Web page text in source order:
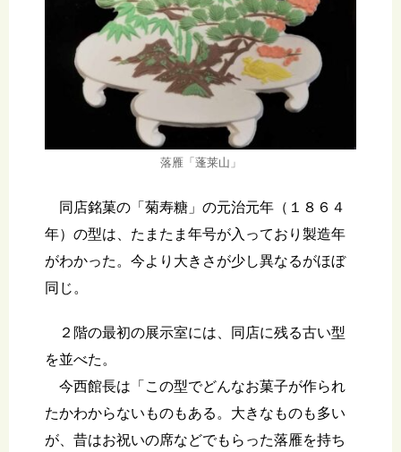
落雁「蓬莱山」
同店銘菓の「菊寿糖」の元治元年（１８６４
年）の型は、たまたま年号が入っており製造年
がわかった。今より大きさが少し異なるがほぼ
同じ。
２階の最初の展示室には、同店に残る古い型
を並べた。
今西館長は「この型でどんなお菓子が作られ
たかわからないものもある。大きなものも多い
が、昔はお祝いの席などでもらった落雁を持ち